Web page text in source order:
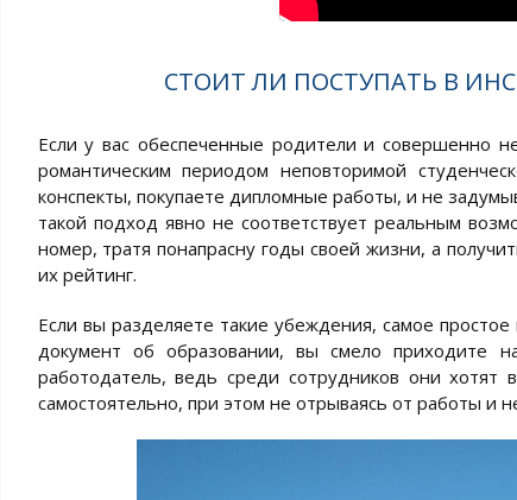
СТОИТ ЛИ ПОСТУПАТЬ В
Если у вас обеспеченные родители и совершенно
романтическим периодом неповторимой
конспекты, покупаете дипломные работы, и не
такой подход явно не соответствует реальным
номер, тратя понапрасну годы своей жизни, а
их рейтинг.
Если вы разделяете такие убеждения, самое
документ об образовании, вы смело приходите
работодатель, ведь среди сотрудников они
самостоятельно, при этом не отрываясь от работы и